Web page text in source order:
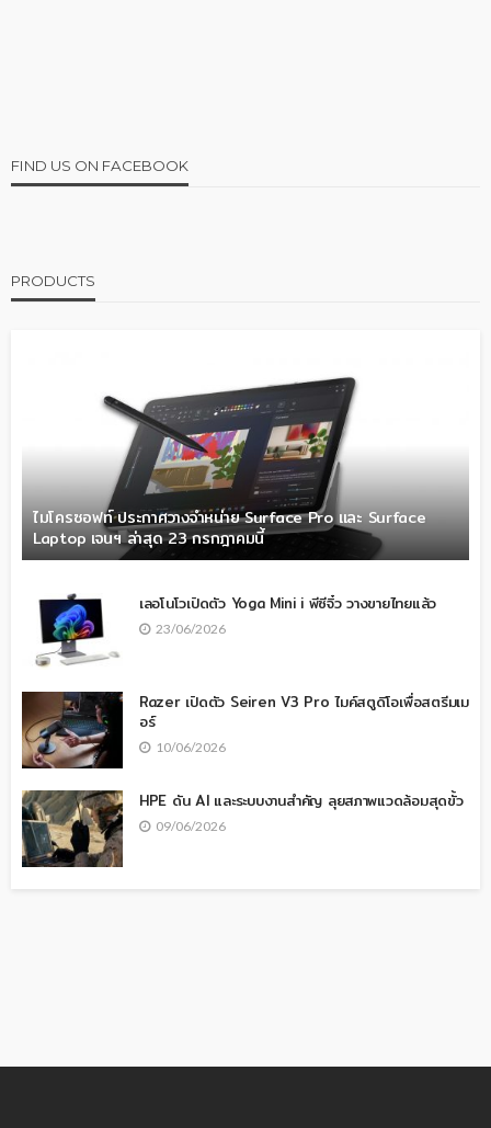
FIND US ON FACEBOOK
PRODUCTS
ไมโครซอฟท์ ประกาศวางจำหน่าย Surface Pro และ Surface
Laptop เจนฯ ล่าสุด 23 กรกฎาคมนี้
เลอโนโวเปิดตัว Yoga Mini i พีซีจิ๋ว วางขายไทยแล้ว
23/06/2026
Razer เปิดตัว Seiren V3 Pro ไมค์สตูดิโอเพื่อสตรีมเม
อร์
10/06/2026
HPE ดัน AI และระบบงานสำคัญ ลุยสภาพแวดล้อมสุดขั้ว
09/06/2026